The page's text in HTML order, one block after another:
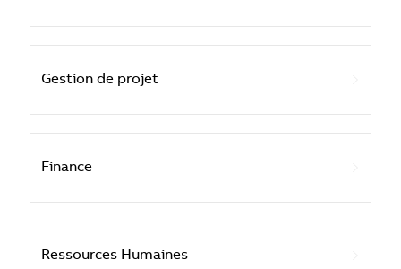
Gestion de projet
Finance
Ressources Humaines